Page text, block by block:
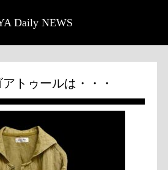
Daily NEWS
トゥールは・・・